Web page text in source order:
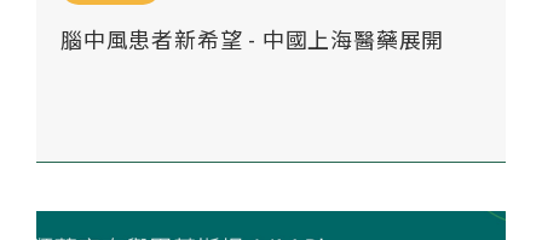
腦中風患者新希望 - 中國上海醫藥展開